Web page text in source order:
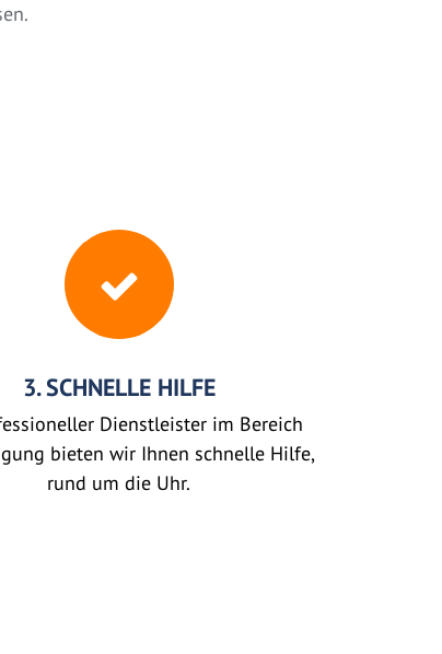
3. SCHNELLE HILFE
Dienstleister im Bereich
bieten wir Ihnen schnelle Hilfe,
rund um die Uhr.